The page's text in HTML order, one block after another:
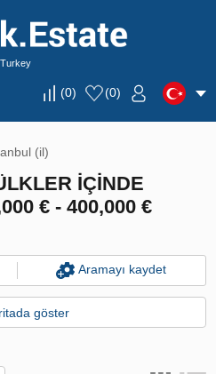
(0) (0)
(il)
IÇINDE
€ - 400,000 €
Aramayı kaydet
göster